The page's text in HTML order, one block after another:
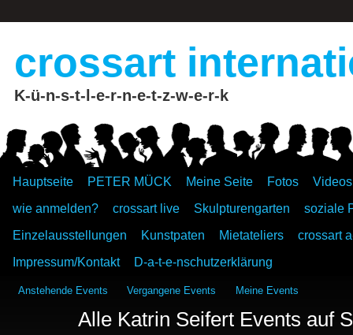
crossart
K-ü-n-s-t-l-e-r-n-e-t-z-w-e-r-k
Hauptseite PETER MÜCK Meine Seite Fotos
Videos
wie anmelden?
crossart live Skulpturengarten
soziale
Einzelausstellungen
Kunstpaten Mietateliers
crossart
Impressum/Kontakt
D-a-t-e-nschutzerklärung
Anstehende Events Vergangene Events Meine Events
Alle Katrin Seifert Events auf